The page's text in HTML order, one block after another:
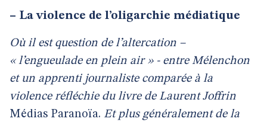
– La violence de l’oligarchie médiatique
Où il est question de l’altercation –
« l’engueulade en plein air » - entre Mélenchon
et un apprenti journaliste comparée à la
violence réfléchie du livre de Laurent Joffrin
Médias Paranoïa. Et plus généralement de la